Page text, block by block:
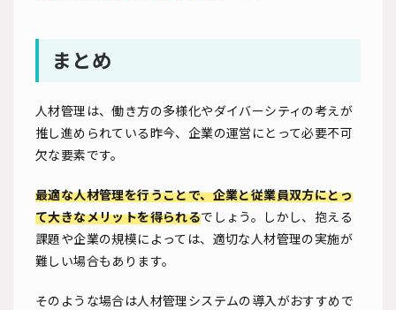
まとめ
人材管理は、働き方の多様化やダイバーシティの考えが
推し進められている昨今、企業の運営にとって必要不可
欠な要素です。
最適な人材管理を行うことで、企業と従業員双方にとっ
て大きなメリットを得られるでしょう。しかし、抱える
課題や企業の規模によっては、適切な人材管理の実施が
難しい場合もあります。
そのような場合は人材管理システムの導入がおすすめで